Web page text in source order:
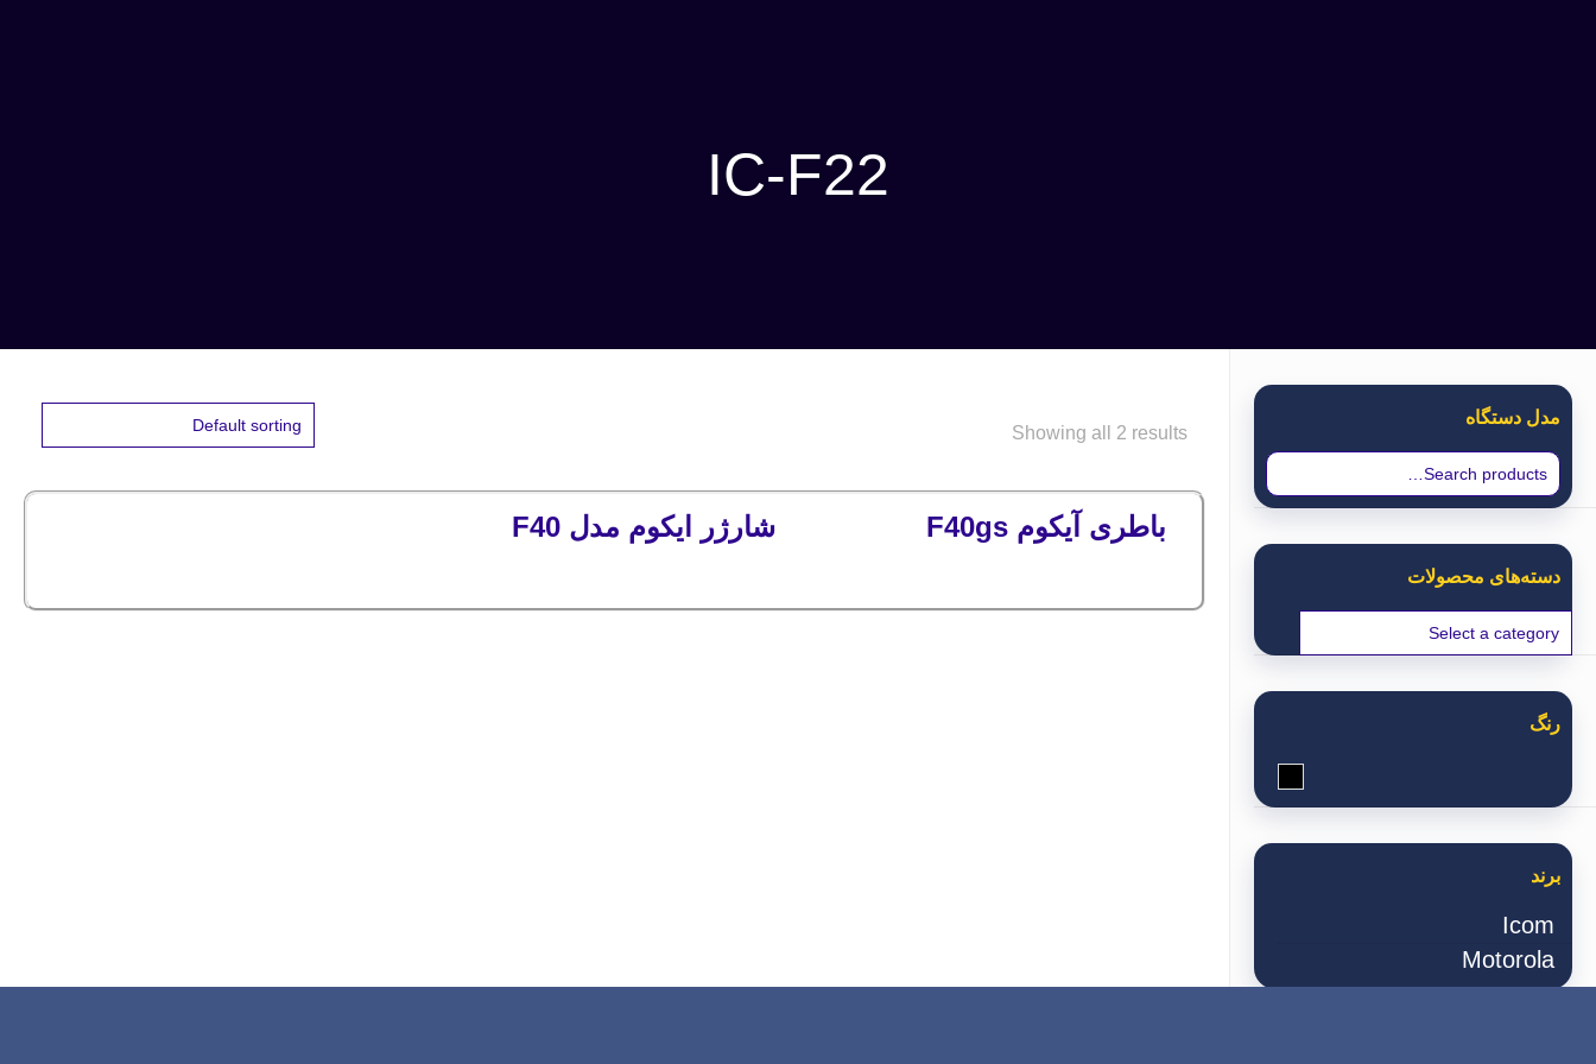
IC-F22
Showing all 2 results
باطری آیکوم F40gs شارژر ایکوم مدل F40
مدل دستگاه
دسته‌های محصولات
رنگ
برند
Icom
Motorola